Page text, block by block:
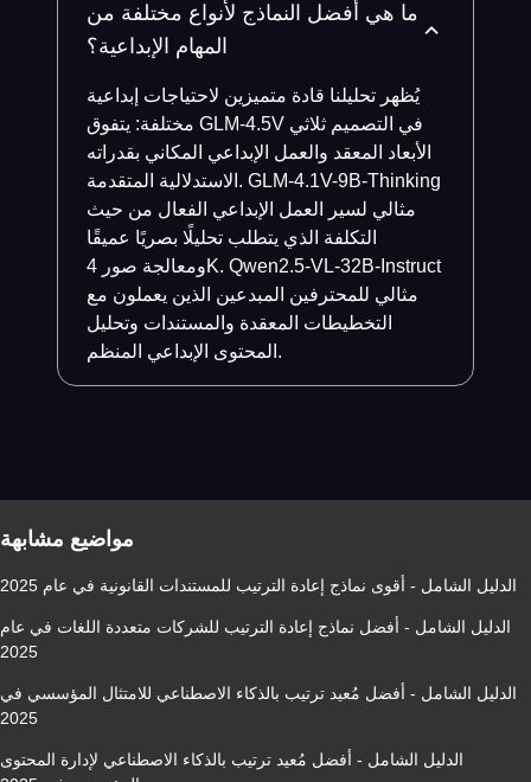
ما هي أفضل النماذج لأنواع مختلفة من
المهام الإبداعية؟
يُظهر تحليلنا قادة متميزين لاحتياجات إبداعية
مختلفة: يتفوق GLM-4.5V في التصميم ثلاثي
الأبعاد المعقد والعمل الإبداعي المكاني بقدراته
الاستدلالية المتقدمة. GLM-4.1V-9B-Thinking
مثالي لسير العمل الإبداعي الفعال من حيث
التكلفة الذي يتطلب تحليلًا بصريًا عميقًا
ومعالجة صور 4K. Qwen2.5-VL-32B-Instruct
مثالي للمحترفين المبدعين الذين يعملون مع
التخطيطات المعقدة والمستندات وتحليل
المحتوى الإبداعي المنظم.
مواضيع مشابهة
الدليل الشامل - أقوى نماذج إعادة الترتيب للمستندات القانونية في عام 2025
الدليل الشامل - أفضل نماذج إعادة الترتيب للشركات متعددة اللغات في عام
2025
الدليل الشامل - أفضل مُعيد ترتيب بالذكاء الاصطناعي للامتثال المؤسسي في
2025
الدليل الشامل - أفضل مُعيد ترتيب بالذكاء الاصطناعي لإدارة المحتوى